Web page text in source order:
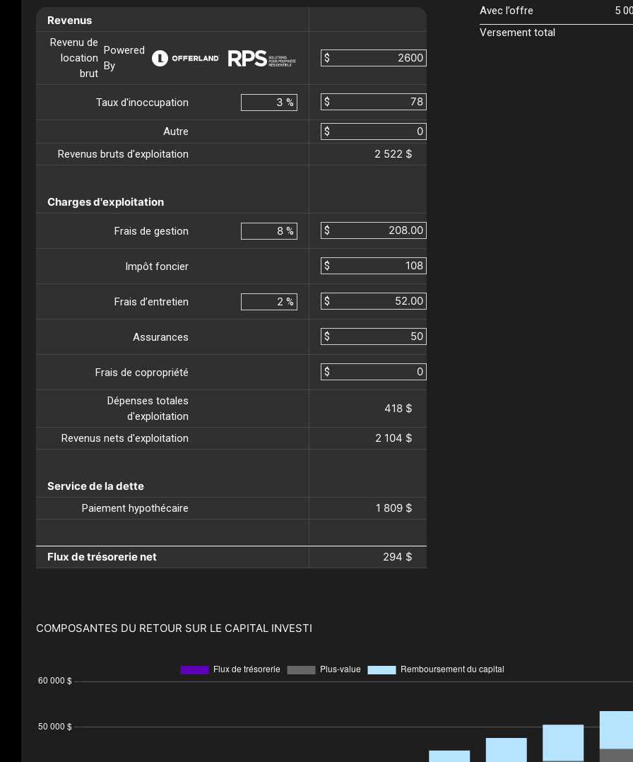
Revenus
Revenu de
location
brut
Powered
By
$
Taux d'inoccupation % $
Autre
$
Revenus bruts d'exploitation
2 522 $
Charges d'exploitation
Frais de gestion % $
Impôt foncier $
Frais d’entretien % $
Assurances $
Frais de copropriété $
Dépenses totales
d'exploitation
418 $
Revenus nets d'exploitation 2 104 $
Service de la dette
Paiement hypothécaire 1 809 $
Flux de trésorerie net 294 $
Avec l’offre
5
Versement total
COMPOSANTES DU RETOUR SUR LE CAPITAL INVESTI